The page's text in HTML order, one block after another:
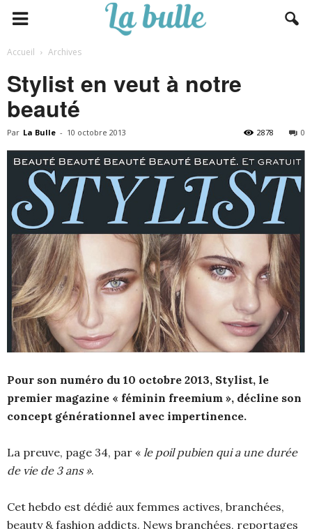
Accueil Archives
Stylist en veut à notre
beauté
Par La Bulle - 10 octobre 2013 0
2878
Pour son numéro du 10 octobre 2013, Stylist, le
premier magazine « féminin freemium », décline son
concept générationnel avec impertinence.
La preuve, page 34, par « le poil pubien qui a une durée
de vie de 3 ans ».
Cet hebdo est dédié aux femmes actives, branchées,
beauty & fashion addicts. News branchées, reportages